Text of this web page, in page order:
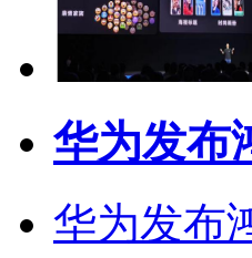
华为发布
华为发布